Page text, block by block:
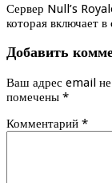
Сервер Null’s
которая включает
Добавить
Ваш адрес email не
помечены *
Комментарий *